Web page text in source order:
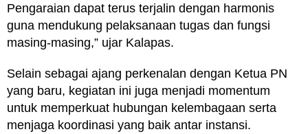
Pengaraian dapat terus terjalin dengan harmonis
guna mendukung pelaksanaan tugas dan fungsi
masing-masing,” ujar Kalapas.
Selain sebagai ajang perkenalan dengan Ketua PN
yang baru, kegiatan ini juga menjadi momentum
untuk memperkuat hubungan kelembagaan serta
menjaga koordinasi yang baik antar instansi.